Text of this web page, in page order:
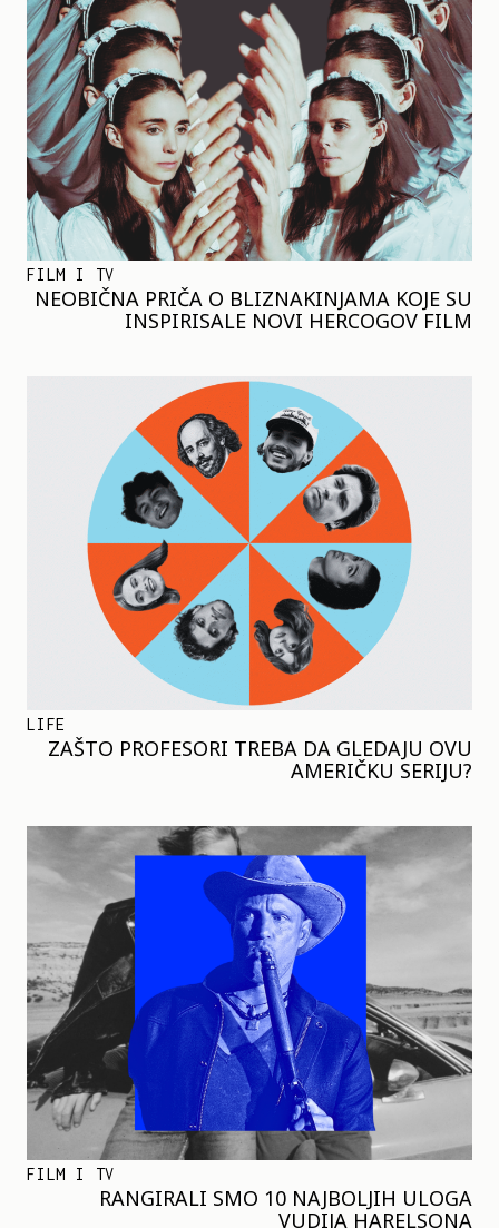
FILM I TV
NEOBIČNA PRIČA O BLIZNAKINJAMA KOJE SU
INSPIRISALE NOVI HERCOGOV FILM
LIFE
ZAŠTO PROFESORI TREBA DA GLEDAJU OVU
AMERIČKU SERIJU?
FILM I TV
RANGIRALI SMO 10 NAJBOLJIH ULOGA
VUDIJA HARELSONA